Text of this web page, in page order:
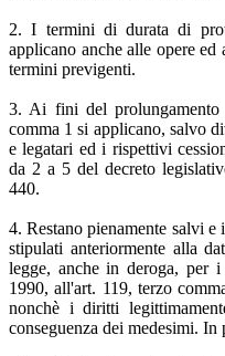
2. I termini di durata di
applicano anche alle opere
termini previgenti.
3. Ai fini del
comma 1 si applicano, salvo
e legatari ed i rispettivi
da 2 a 5 del decreto
440.
4. Restano pienamente salvi
stipulati anteriormente alla
legge, anche in deroga, per
1990, all'art. 119, terzo
nonchè i diritti
conseguenza dei medesimi. In